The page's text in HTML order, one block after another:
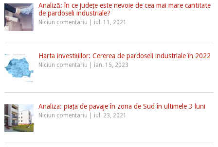
Analiză: în ce județe este nevoie de cea mai mare cantitate
de pardoseli industriale?
Niciun comentariu iul. 11, 2021
Harta investițiilor: Cererea de pardoseli industriale în 2022
Niciun comentariu ian. 15, 2023
Analiza: piața de pavaje în zona de Sud în ultimele 3 luni
Niciun comentariu iul. 23, 2021